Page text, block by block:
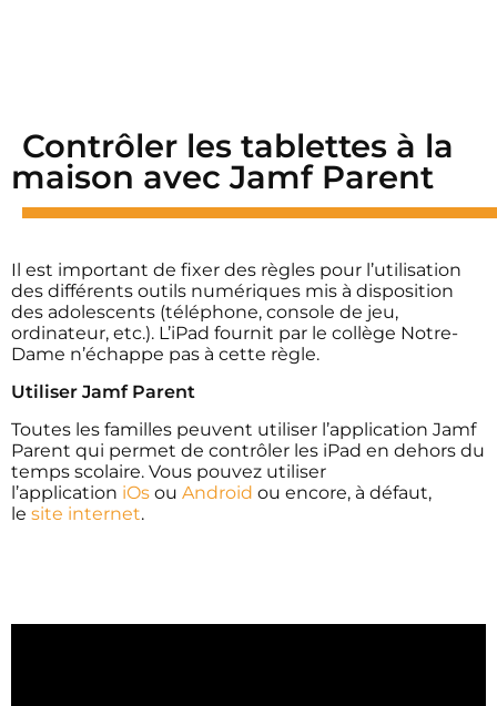
Contrôler les tablettes à la
maison avec Jamf Parent
Il est important de fixer des règles pour l’utilisation
des différents outils numériques mis à disposition
des adolescents (téléphone, console de jeu,
ordinateur, etc.). L’iPad fournit par le collège Notre-
Dame n’échappe pas à cette règle.
Utiliser Jamf Parent
Toutes les familles peuvent utiliser l’application Jamf
Parent qui permet de contrôler les iPad en dehors du
temps scolaire. Vous pouvez utiliser
l’application iOs ou Android ou encore, à défaut,
le site internet.